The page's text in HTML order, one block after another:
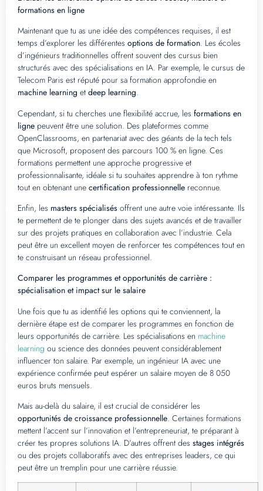
formations en ligne
Maintenant que tu as une idée des compétences requises, il est
temps d’explorer les différentes options de formation. Les écoles
d’ingénieurs traditionnelles offrent souvent des cursus bien
structurés avec des spécialisations en IA. Par exemple, le cursus de
Telecom Paris est réputé pour sa formation approfondie en
machine learning et deep learning.
Cependant, si tu cherches une flexibilité accrue, les formations en
ligne peuvent être une solution. Des plateformes comme
OpenClassrooms, en partenariat avec des géants de la tech tels
que Microsoft, proposent des parcours 100 % en ligne. Ces
formations permettent une approche progressive et
professionnalisante, idéale si tu souhaites apprendre à ton rythme
tout en obtenant une certification professionnelle reconnue.
Enfin, les masters spécialisés offrent une autre voie intéressante. Ils
te permettent de te plonger dans des sujets avancés et de travailler
sur des projets pratiques en collaboration avec l’industrie. Cela
peut être un excellent moyen de renforcer tes compétences tout en
te construisant un réseau professionnel.
Comparer les programmes et opportunités de carrière :
spécialisation et impact sur le salaire
Une fois que tu as identifié les options qui te conviennent, la
dernière étape est de comparer les programmes en fonction de
leurs opportunités de carrière. Les spécialisations en machine
learning ou science des données peuvent considérablement
influencer ton salaire. Par exemple, un ingénieur IA avec une
expérience confirmée peut espérer un salaire moyen de 8 050
euros bruts mensuels.
Mais au-delà du salaire, il est crucial de considérer les
opportunités de croissance professionnelle. Certaines formations
mettent l’accent sur l’innovation et l’entrepreneuriat, te préparant à
créer tes propres solutions IA. D’autres offrent des stages intégrés
ou des projets collaboratifs avec des entreprises leaders, ce qui
peut être un tremplin pour une carrière réussie.